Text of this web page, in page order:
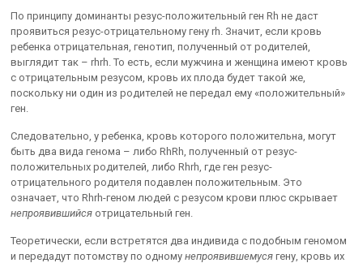
По принципу доминанты резус-положительный ген Rh не даст
проявиться резус-отрицательному гену rh. Значит, если кровь
ребенка отрицательная, генотип, полученный от родителей,
выглядит так – rhrh. То есть, если мужчина и женщина имеют кровь
с отрицательным резусом, кровь их плода будет такой же,
поскольку ни один из родителей не передал ему «положительный»
ген.
Следовательно, у ребенка, кровь которого положительна, могут
быть два вида генома – либо RhRh, полученный от резус-
положительных родителей, либо Rhrh, где ген резус-
отрицательного родителя подавлен положительным. Это
означает, что Rhrh-геном людей с резусом крови плюс скрывает
непроявившийся отрицательный ген.
Теоретически, если встретятся два индивида с подобным геномом
и передадут потомству по одномунепроявившемуся гену, кровь их